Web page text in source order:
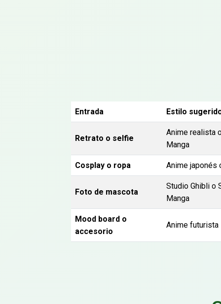
Entrada Estilo
Retrato o selfie
Anime realista
Manga
Cosplay o ropa Anime japonés
Foto de mascota
Studio Ghibli o
Manga
Mood board o
accesorio
Anime futurista